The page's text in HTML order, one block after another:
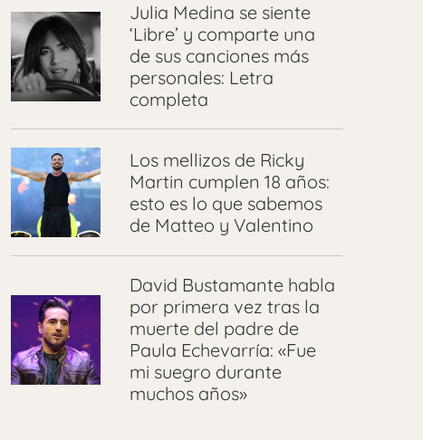
Julia Medina se siente
‘Libre’ y comparte una
de sus canciones más
personales: Letra
completa
Los mellizos de Ricky
Martin cumplen 18 años:
esto es lo que sabemos
de Matteo y Valentino
David Bustamante habla
por primera vez tras la
muerte del padre de
Paula Echevarría: «Fue
mi suegro durante
muchos años»